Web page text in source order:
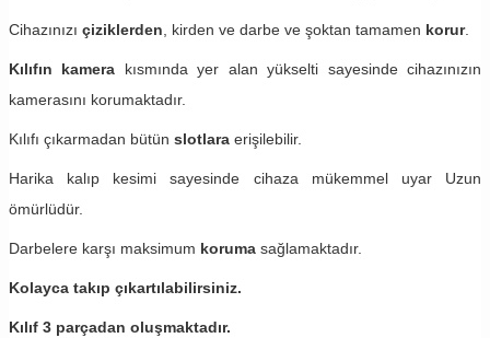
Cihazınızı çiziklerden , kirden ve darbe ve şoktan tamamen korur.
Kılıfın kamera kısmında yer alan yükselti sayesinde cihazınızın
kamerasını korumaktadır.
Kılıfı çıkarmadan bütün slotlara erişilebilir.
Harika kalıp kesimi sayesinde cihaza mükemmel uyar Uzun
ömürlüdür.
Darbelere karşı maksimum koruma sağlamaktadır.
Kolayca takıp çıkartılabilirsiniz.
Kılıf 3 parçadan oluşmaktadır.